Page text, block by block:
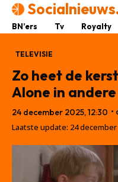
BN’ers Tv Royalty
TELEVISIE
Zo heet de
Alone in
24 december 2025, 12:30 •
Laatste update: 24 december